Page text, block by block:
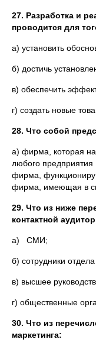
27. Разработка и
проводится для
а) установить
б) достичь
в) обеспечить
г) создать новые
28. Что собой
а) фирма, которая
любого предприятия
фирма,
фирма, имеющая в
29. Что из ниже
контактной
а) СМИ;
б) сотрудники
в) высшее
г) общественные
30. Что из
маркетинга: